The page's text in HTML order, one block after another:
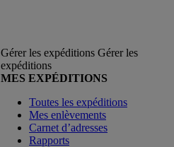
Gérer les expéditions Gérer les
expéditions
MES EXPÉDITIONS
Toutes les expéditions
Mes enlèvements
Carnet d’adresses
Rapports